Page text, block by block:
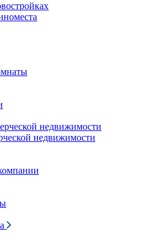
недвижимости
недвижимости